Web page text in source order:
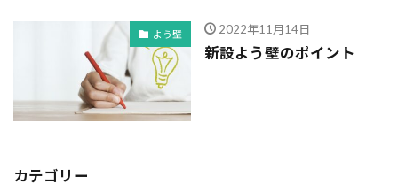
よう壁 2022年11月14日
新設よう壁のポイント
カテゴリー